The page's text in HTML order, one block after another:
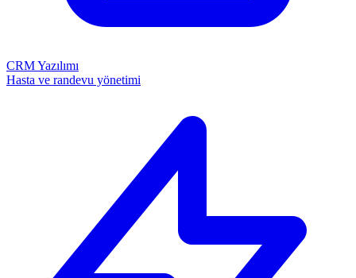
CRM Yazılımı
Hasta ve randevu yönetimi